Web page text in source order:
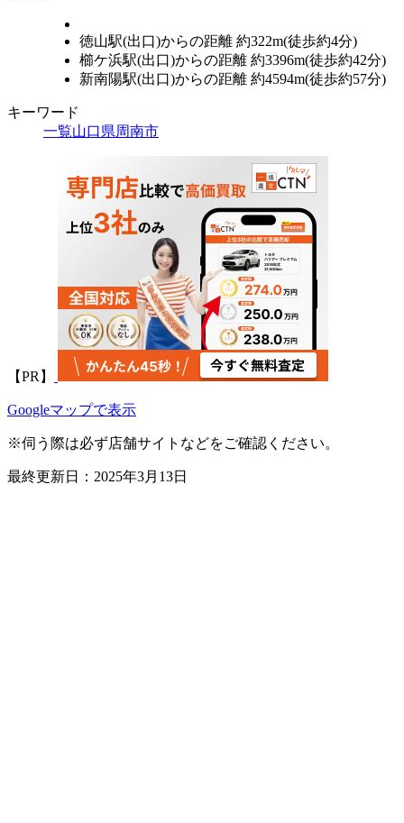
徳山駅(出口)からの距離 約322m(徒歩約4分)
櫛ケ浜駅(出口)からの距離 約3396m(徒歩約42分)
新南陽駅(出口)からの距離 約4594m(徒歩約57分)
キーワード
一覧山口県周南市
【PR】
じゃけん広島風お好み焼き
Googleマップで表示
※伺う際は必ず店舗サイトなどをご確認ください。
最終更新日：2025年3月13日